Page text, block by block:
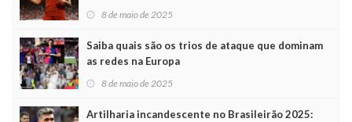
8 de maio de 2025
Saiba quais são os trios de ataque que dominam
as redes na Europa
8 de maio de 2025
Artilharia incandescente no Brasileirão 2025: